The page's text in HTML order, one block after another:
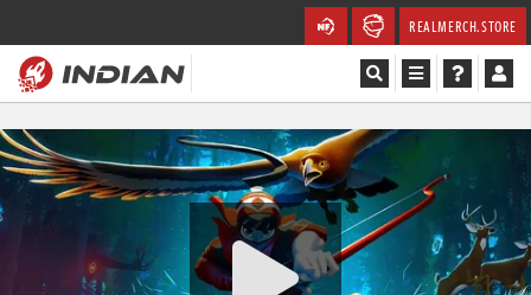
REALMERCH.STORE
Magazín
Recenze